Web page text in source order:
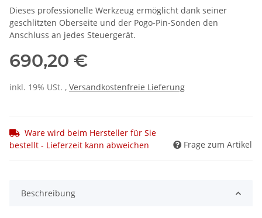
Dieses professionelle Werkzeug ermöglicht dank seiner
geschlitzten Oberseite und der Pogo-Pin-Sonden den
Anschluss an jedes Steuergerät.
690,20 €
inkl. 19% USt. , Versandkostenfreie Lieferung
Ware wird beim Hersteller für Sie
bestellt - Lieferzeit kann abweichen
Frage zum Artikel
Beschreibung